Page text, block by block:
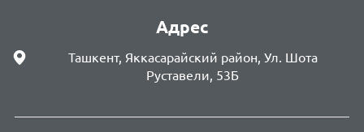
Адрес
Ташкент, Яккасарайский район, Ул. Шота
Руставели, 53Б